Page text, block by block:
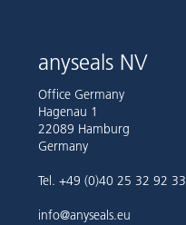
anyseals NV
Office Germany
Hagenau 1
22089 Hamburg
Germany
Tel. +49 (0)40 25 32 92 33
info@anyseals.eu